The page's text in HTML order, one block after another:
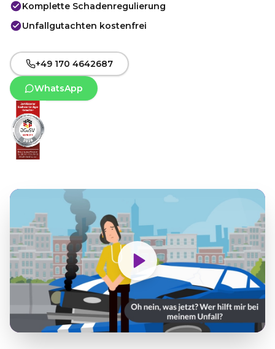
Komplette Schadenregulierung
Unfallgutachten kostenfrei
+49 170 4642687
WhatsApp